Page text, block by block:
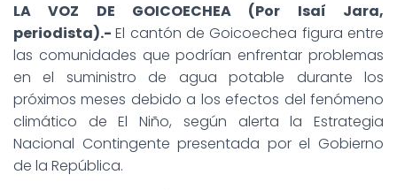
LA VOZ DE GOICOECHEA (Por Isaí Jara,
periodista).-El cantón de Goicoechea figura entre
las comunidades que podrían enfrentar problemas
en el suministro de agua potable durante los
próximos meses debido a los efectos del fenómeno
climático de El Niño, según alerta la Estrategia
Nacional Contingente presentada por el Gobierno
de la República.